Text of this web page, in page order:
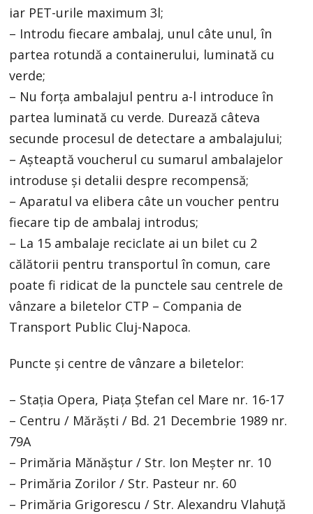
iar PET-urile maximum 3l;
– Introdu fiecare ambalaj, unul câte unul, în
partea rotundă a containerului, luminată cu
verde;
– Nu forța ambalajul pentru a-l introduce în
partea luminată cu verde. Durează câteva
secunde procesul de detectare a ambalajului;
– Așteaptă voucherul cu sumarul ambalajelor
introduse și detalii despre recompensă;
– Aparatul va elibera câte un voucher pentru
fiecare tip de ambalaj introdus;
– La 15 ambalaje reciclate ai un bilet cu 2
călătorii pentru transportul în comun, care
poate fi ridicat de la punctele sau centrele de
vânzare a biletelor CTP – Compania de
Transport Public Cluj-Napoca.
Puncte și centre de vânzare a biletelor:
– Stația Opera, Piața Ștefan cel Mare nr. 16-17
– Centru / Mărăști / Bd. 21 Decembrie 1989 nr.
79A
– Primăria Mănăștur / Str. Ion Meșter nr. 10
– Primăria Zorilor / Str. Pasteur nr. 60
– Primăria Grigorescu / Str. Alexandru Vlahuță